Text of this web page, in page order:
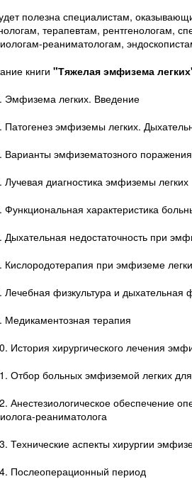
полезна специалистам,
терапевтам, рентгенологам,
реаниматологам,
книги "Тяжелая эмфизема
Эмфизема легких. Введение
Патогенез эмфиземы легких.
Варианты эмфизематозного
Лучевая диагностика эмфиземы легких
Функциональная характеристика
Дыхательная недостаточность при
Кислородотерапия при эмфиземе
Лечебная физкультура и
Медикаментозная терапия
История хирургического лечения
Отбор больных эмфиземой легких
Анестезиологическое обеспечение
реаниматолога
Технические аспекты хирургии
Послеоперационный период